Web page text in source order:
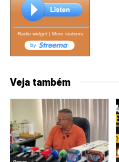
Radio widget| More stations
Veja também